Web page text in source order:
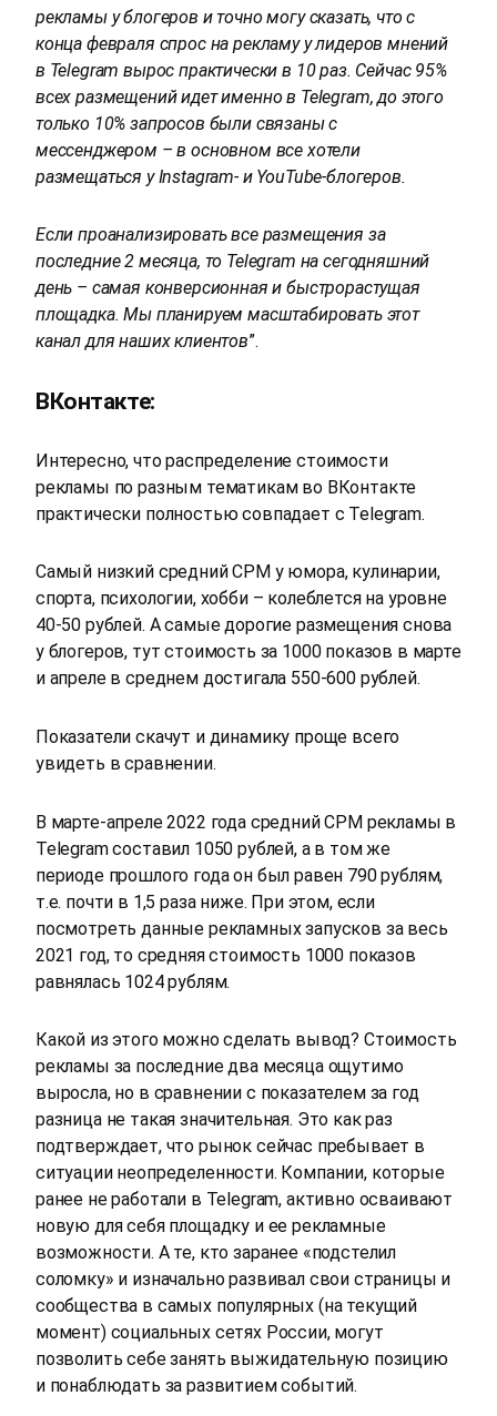
рекламы у блогеров и точно могу сказать, что с
конца февраля спрос на рекламу у лидеров мнений
в Telegram вырос практически в 10 раз. Сейчас 95%
всех размещений идет именно в Telegram, до этого
только 10% запросов были связаны с
мессенджером – в основном все хотели
размещаться у Instagram- и YouTube-блогеров.
Если проанализировать все размещения за
последние 2 месяца, то Telegram на сегодняшний
день – самая конверсионная и быстрорастущая
площадка. Мы планируем масштабировать этот
канал для наших клиентов”.
ВКонтакте:
Интересно, что распределение стоимости
рекламы по разным тематикам во ВКонтакте
практически полностью совпадает с Telegram.
Самый низкий средний CPM у юмора, кулинарии,
спорта, психологии, хобби – колеблется на уровне
40-50 рублей. А самые дорогие размещения снова
у блогеров, тут стоимость за 1000 показов в марте
и апреле в среднем достигала 550-600 рублей.
Показатели скачут и динамику проще всего
увидеть в сравнении.
В марте-апреле 2022 года средний CPM рекламы в
Telegram составил 1050 рублей, а в том же
периоде прошлого года он был равен 790 рублям,
т.е. почти в 1,5 раза ниже. При этом, если
посмотреть данные рекламных запусков за весь
2021 год, то средняя стоимость 1000 показов
равнялась 1024 рублям.
Какой из этого можно сделать вывод? Стоимость
рекламы за последние два месяца ощутимо
выросла, но в сравнении с показателем за год
разница не такая значительная. Это как раз
подтверждает, что рынок сейчас пребывает в
ситуации неопределенности. Компании, которые
ранее не работали в Telegram, активно осваивают
новую для себя площадку и ее рекламные
возможности. А те, кто заранее «подстелил
соломку» и изначально развивал свои страницы и
сообщества в самых популярных (на текущий
момент) социальных сетях России, могут
позволить себе занять выжидательную позицию
и понаблюдать за развитием событий.